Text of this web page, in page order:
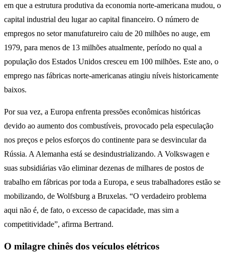
em que a estrutura produtiva da economia norte-americana mudou, o
capital industrial deu lugar ao capital financeiro. O número de
empregos no setor manufatureiro caiu de 20 milhões no auge, em
1979, para menos de 13 milhões atualmente, período no qual a
população dos Estados Unidos cresceu em 100 milhões. Este ano, o
emprego nas fábricas norte-americanas atingiu níveis historicamente
baixos.
Por sua vez, a Europa enfrenta pressões econômicas históricas
devido ao aumento dos combustíveis, provocado pela especulação
nos preços e pelos esforços do continente para se desvincular da
Rússia. A Alemanha está se desindustrializando. A Volkswagen e
suas subsidiárias vão eliminar dezenas de milhares de postos de
trabalho em fábricas por toda a Europa, e seus trabalhadores estão se
mobilizando, de Wolfsburg a Bruxelas. “O verdadeiro problema
aqui não é, de fato, o excesso de capacidade, mas sim a
competitividade”, afirma Bertrand.
O milagre chinês dos veículos elétricos